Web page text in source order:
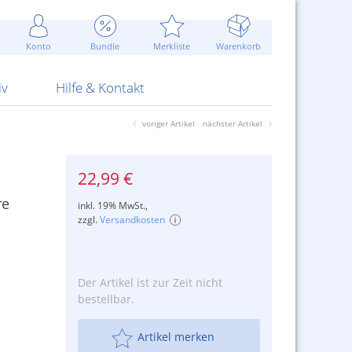
Konto Bundle Merkliste Warenkorb
Attrappen Blitzschnell...
Sommerpreise u.v.m.
ARS Pirotecnia
Hilfe & Kontakt
Kontaktformular
AGB
voriger Artikel nächster Artikel
22,99 €
inkl. 19% MwSt.,
zzgl.Versandkosten
Der Artikel ist zur Zeit nicht
bestellbar.
Artikel merken